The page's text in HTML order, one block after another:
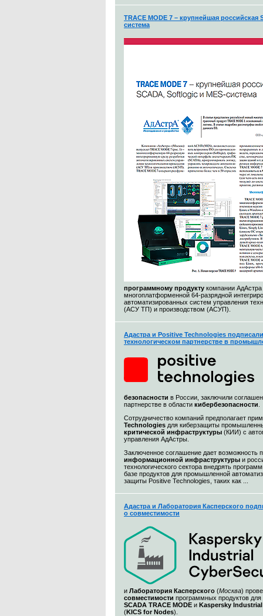
TRACE MODE 7 – крупнейшая российская
система
программному продукту компании
многоплатформенной 64-разрядной
автоматизированных систем управления
(АСУ ТП) и производством (АСУП).
Адастра и Positive Technologies
технологическом партнерстве в
безопасности в России, заключили
партнерстве в области кибербезопасности
Сотрудничество компаний предполагает
Technologies для киберзащиты
критической инфраструктуры (КИИ) с
управления АдАстры.
Заключенное соглашение дает возможность
информационной инфраструктуры и
технологического сектора внедрять
базе продуктов для промышленной
защиты Positive Technologies, таких как ...
Адастра и Лаборатория Касперского
о совместимости
и Лаборатория Касперского (Москва)
совместимости программных продуктов
SCADA TRACE MODE и Kaspersky
(KICS for Nodes).